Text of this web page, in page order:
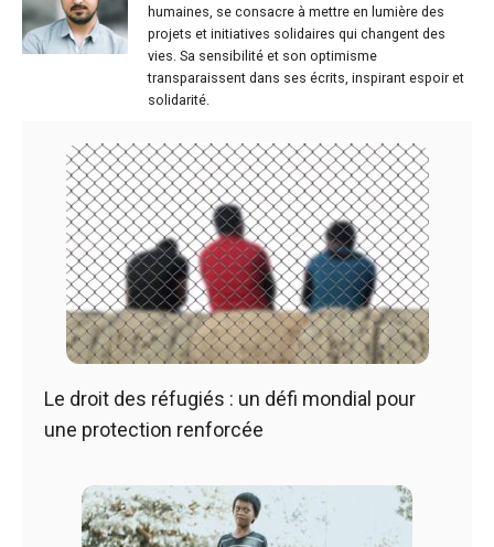
humaines, se consacre à mettre en lumière des
projets et initiatives solidaires qui changent des
vies. Sa sensibilité et son optimisme
transparaissent dans ses écrits, inspirant espoir et
solidarité.
Le droit des réfugiés : un défi mondial pour
une protection renforcée